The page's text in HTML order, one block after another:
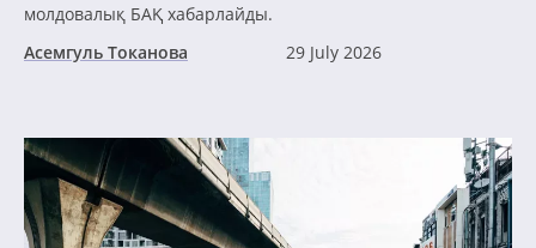
молдовалық БАҚ хабарлайды.
Асемгуль Токанова
29 July 2026